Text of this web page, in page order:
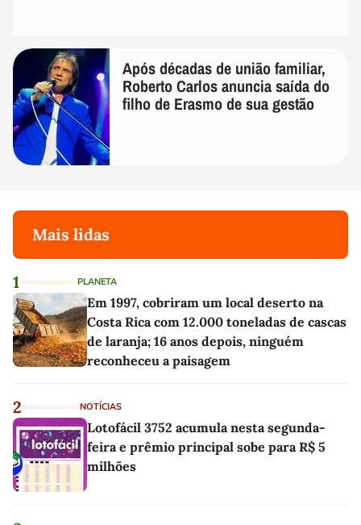
Após décadas de união familiar,
Roberto Carlos anuncia saída do
filho de Erasmo de sua gestão
Mais lidas
1 PLANETA
Em 1997, cobriram um local deserto na
Costa Rica com 12.000 toneladas de cascas
de laranja; 16 anos depois, ninguém
reconheceu a paisagem
2 NOTÍCIAS
Lotofácil 3752 acumula nesta segunda-
feira e prêmio principal sobe para R$ 5
milhões